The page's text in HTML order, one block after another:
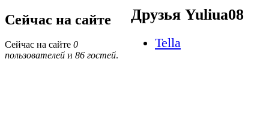
Сейчас на сайте
Сейчас на сайте 0
пользователей и 86 гостей.
Друзья Yuliua08
Tella